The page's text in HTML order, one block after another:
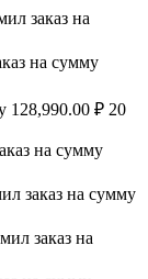
заказ на
на сумму
128,990.00 ₽ 20
на сумму
заказ на сумму
заказ на